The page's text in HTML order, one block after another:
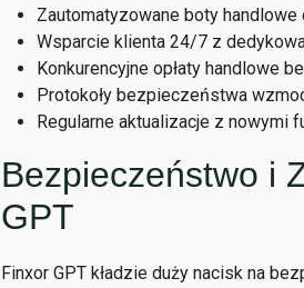
Zautomatyzowane boty
Wsparcie klienta 24/7 z
Konkurencyjne opłaty handlowe
Protokoły bezpieczeństwa
Regularne aktualizacje z nowymi
Bezpieczeństwo i
GPT
Finxor GPT kładzie duży nacisk na